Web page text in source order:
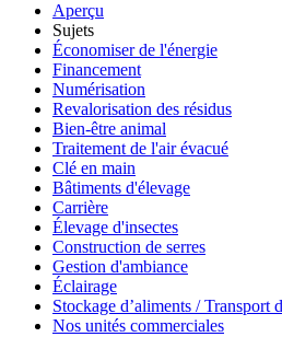
Aperçu
Sujets
Économiser de l'énergie
Financement
Numérisation
Revalorisation des résidus
Bien-être animal
Traitement de l'air évacué
Clé en main
Bâtiments d'élevage
Carrière
Élevage d'insectes
Construction de serres
Gestion d'ambiance
Éclairage
Stockage d’aliments / Transport
Nos unités commerciales